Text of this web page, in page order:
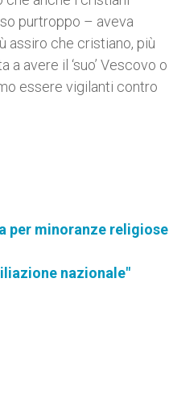
purtroppo – aveva
assiro che cristiano, più
avere il ‘suo’ Vescovo o
essere vigilanti contro
per minoranze religiose
nazionale"